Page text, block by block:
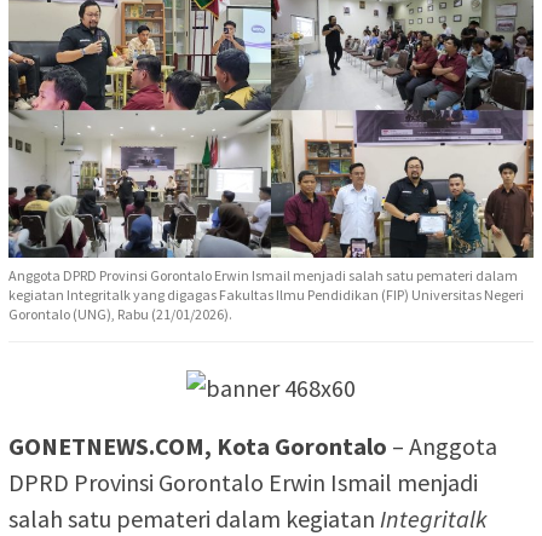
Anggota DPRD Provinsi Gorontalo Erwin Ismail menjadi salah satu pemateri dalam
kegiatan Integritalk yang digagas Fakultas Ilmu Pendidikan (FIP) Universitas Negeri
Gorontalo (UNG), Rabu (21/01/2026).
GONETNEWS.COM, Kota Gorontalo – Anggota
DPRD Provinsi Gorontalo Erwin Ismail menjadi
salah satu pemateri dalam kegiatan Integritalk